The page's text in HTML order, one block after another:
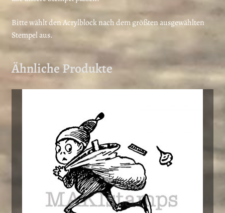
Bitte wählt den Acrylblock nach dem größten ausgewählten
Stempel aus.
Ähnliche Produkte